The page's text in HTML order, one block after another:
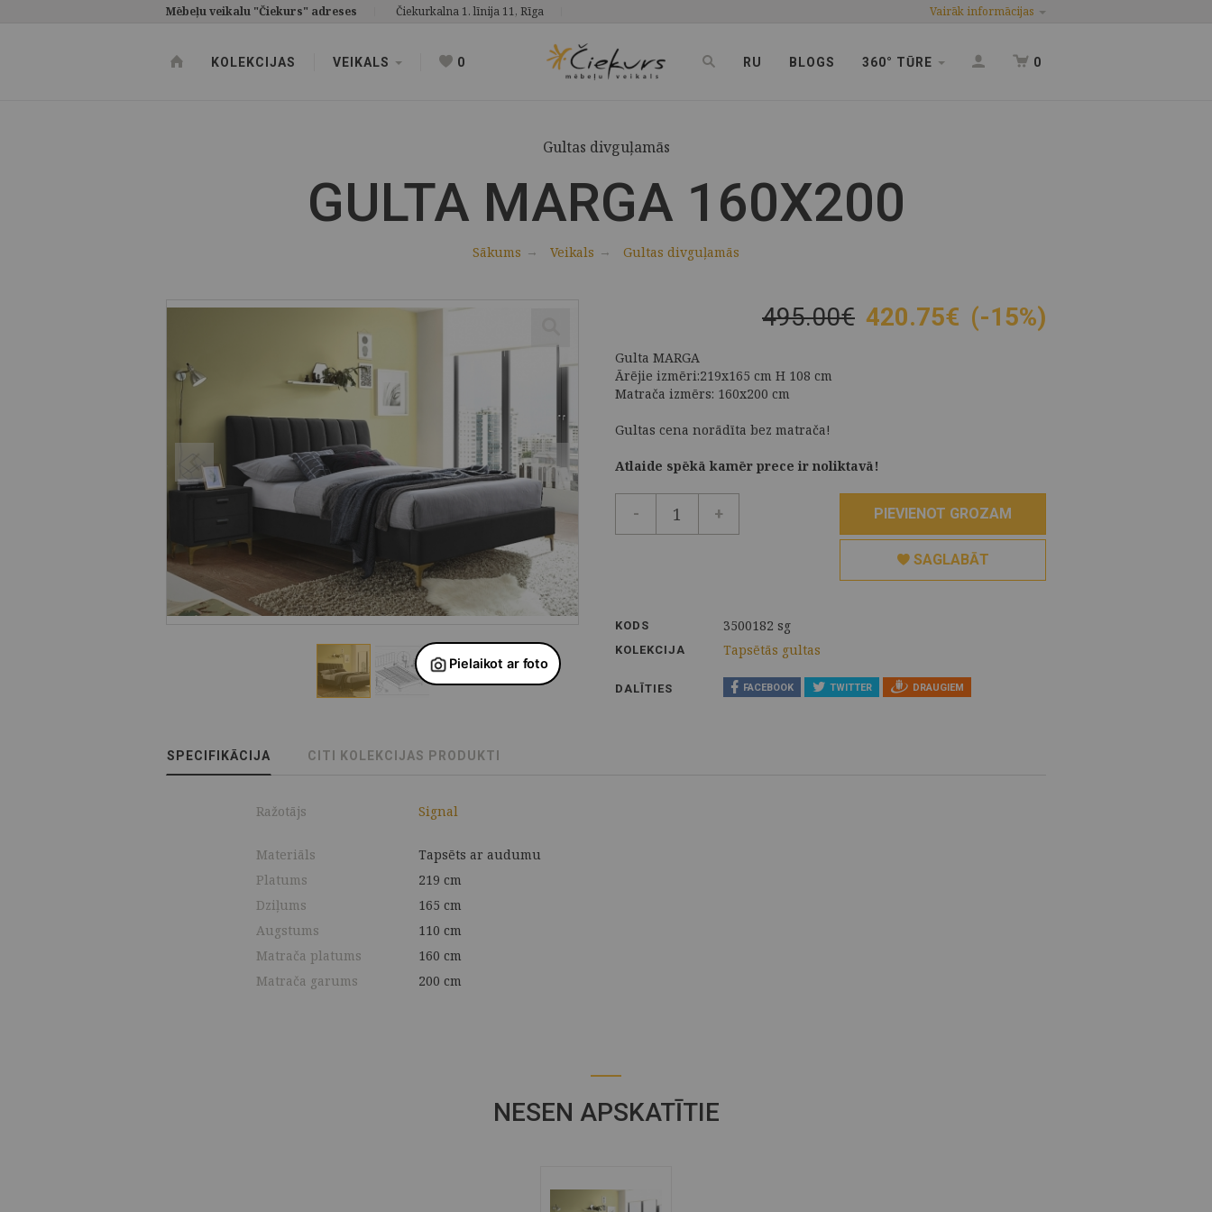
Vairāk informācijas
Mēbeļu veikalu "Čiekurs" adreses Čiekurkalna 1. līnija 11, Rīga
KOLEKCIJAS VEIKALS 0 RU BLOGS 360° TŪRE 0
Gultas divguļamās
GULTA MARGA 160X200
Sākums Veikals Gultas divguļamās
495.00€ 420.75€ (-15%)
Gulta MARGA
Ārējie izmēri:219x165 cm H 108 cm
Matrača izmērs: 160x200 cm
Gultas cena norādīta bez matrača!
Atlaide spēkā kamēr prece ir noliktavā!
- + PIEVIENOT GROZAM
SAGLABĀT
KODS 3500182 sg
KOLEKCIJA Tapsētās gultas
DALĪTIES FACEBOOK TWITTER DRAUGIEM
SPECIFIKĀCIJA CITI KOLEKCIJAS PRODUKTI
Ražotājs Signal
Materiāls
Tapsēts ar audumu
Platums
219 cm
Dziļums
165 cm
Augstums
110 cm
Matrača platums
160 cm
Matrača garums
200 cm
NESEN APSKATĪTIE